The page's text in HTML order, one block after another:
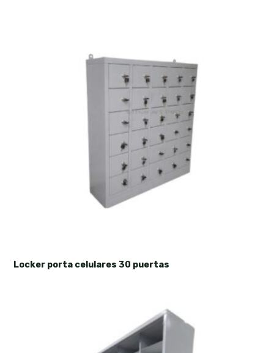
Locker porta celulares 30 puertas